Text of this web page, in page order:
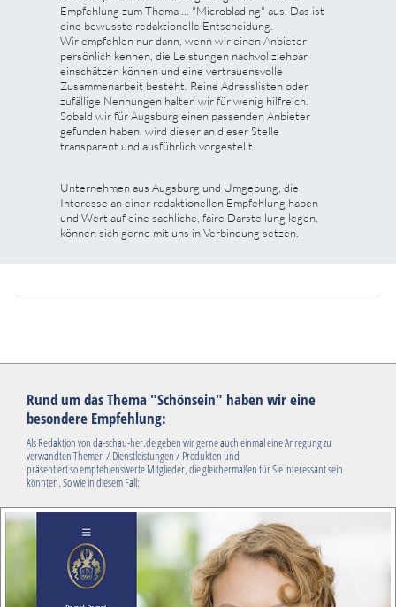
Empfehlung zum Thema ... "Microblading" aus. Das ist
eine bewusste redaktionelle Entscheidung.
Wir empfehlen nur dann, wenn wir einen Anbieter
persönlich kennen, die Leistungen nachvollziehbar
einschätzen können und eine vertrauensvolle
Zusammenarbeit besteht. Reine Adresslisten oder
zufällige Nennungen halten wir für wenig hilfreich.
Sobald wir für Augsburg einen passenden Anbieter
gefunden haben, wird dieser an dieser Stelle
transparent und ausführlich vorgestellt.
Unternehmen aus Augsburg und Umgebung, die
Interesse an einer redaktionellen Empfehlung haben
und Wert auf eine sachliche, faire Darstellung legen,
können sich gerne mit uns in Verbindung setzen.
Rund um das Thema "Schönsein" haben wir eine
besondere Empfehlung:
Als Redaktion von da-schau-her.de geben wir gerne auch einmal eine Anregung zu
verwandten Themen / Dienstleistungen / Produkten und
präsentiert so empfehlenswerte Mitglieder, die gleichermaßen für Sie interessant sein
könnten. So wie in diesem Fall: